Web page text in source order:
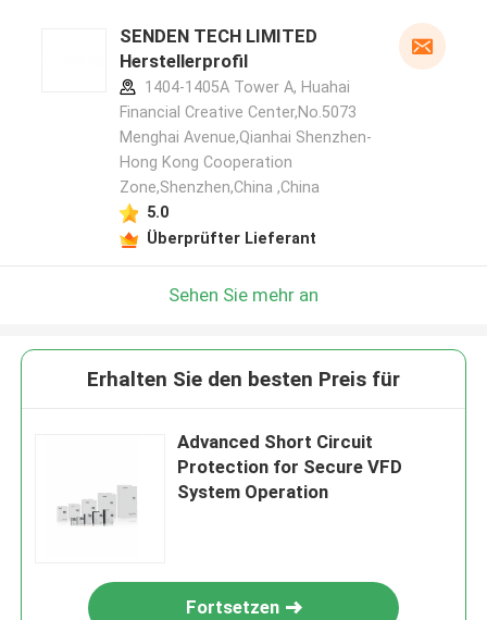
SENDEN TECH LIMITED
Herstellerprofil
1404-1405A Tower A, Huahai
Financial Creative Center,No.5073
Menghai Avenue,Qianhai Shenzhen-
Hong Kong Cooperation
Zone,Shenzhen,China ,China
5.0
Überprüfter Lieferant
Sehen Sie mehr an
Erhalten Sie den besten Preis für
Advanced Short Circuit
Protection for Secure VFD
System Operation
Fortsetzen